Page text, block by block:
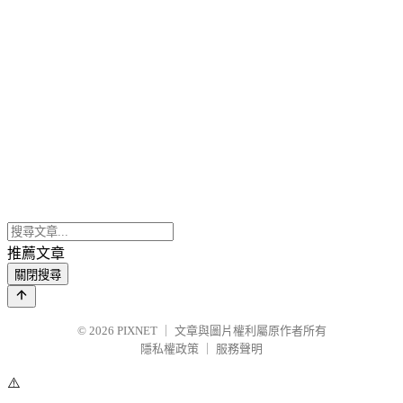
推薦文章
關閉搜尋
© 2026 PIXNET
文章與圖片權利屬原作者所有
隱私權政策
服務聲明
⚠️